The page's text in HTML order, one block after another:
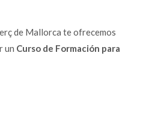
de Mallorca te ofrecemos
un Curso de Formación para